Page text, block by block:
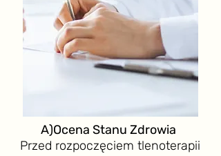
A)Ocena Stanu Zdrowia
Przed rozpoczęciem tlenoterapii